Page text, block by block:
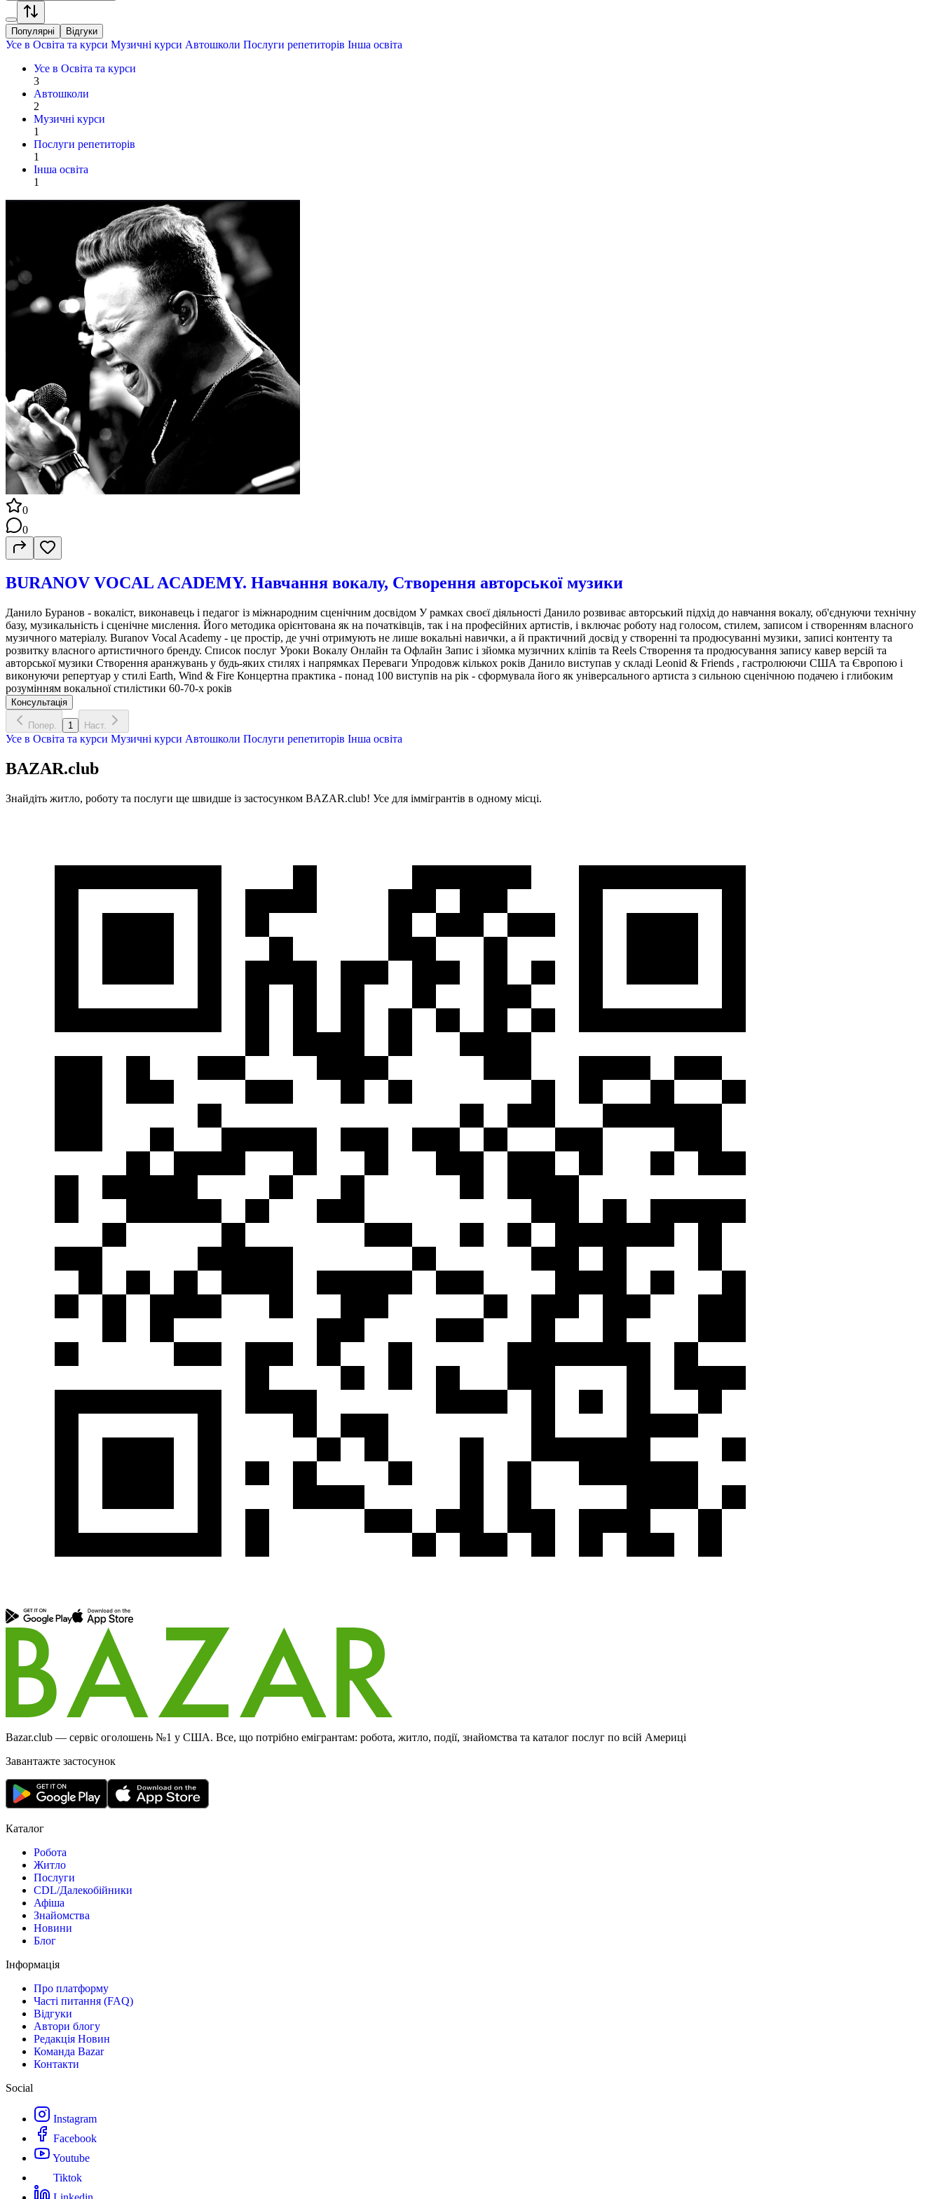
Популярні Відгуки
Усе в Освіта та курси Музичні курси Автошколи Послуги репетиторів Інша освіта
Усе в Освіта та курси
3
Автошколи
2
Музичні курси
1
Послуги репетиторів
1
Інша освіта
1
0
0
BURANOV VOCAL ACADEMY. Навчання вокалу, Створення авторської музики
Данило Буранов - вокаліст, виконавець і педагог із міжнародним сценічним досвідом У рамках своєї діяльності Данило розвиває авторський підхід до навчання вокалу, об'єднуючи технічну
базу, музикальність і сценічне мислення. Його методика орієнтована як на початківців, так і на професійних артистів, і включає роботу над голосом, стилем, записом і створенням власного
музичного матеріалу. Buranov Vocal Academy - це простір, де учні отримують не лише вокальні навички, а й практичний досвід у створенні та продюсуванні музики, записі контенту та
розвитку власного артистичного бренду. Список послуг Уроки Вокалу Онлайн та Офлайн Запис і зйомка музичних кліпів та Reels Створення та продюсування запису кавер версій та
авторської музики Створення аранжувань у будь-яких стилях і напрямках Переваги Упродовж кількох років Данило виступав у складі Leonid & Friends , гастролюючи США та Європою і
виконуючи репертуар у стилі Earth, Wind & Fire Концертна практика - понад 100 виступів на рік - сформувала його як універсального артиста з сильною сценічною подачею і глибоким
розумінням вокальної стилістики 60-70-х років
Консультація
Попер. 1 Наст.
Усе в Освіта та курси Музичні курси Автошколи Послуги репетиторів Інша освіта
BAZAR.club
Знайдіть житло, роботу та послуги ще швидше із застосунком BAZAR.club! Усе для іммігрантів в одному місці.
Bazar.club — сервіс оголошень №1 у США. Все, що потрібно емігрантам: робота, житло, події, знайомства та каталог послуг по всій Америці
Завантажте застосунок
Каталог
Робота
Житло
Послуги
CDL/Далекобійники
Афіша
Знайомства
Новини
Блог
Інформація
Про платформу
Часті питання (FAQ)
Відгуки
Автори блогу
Редакція Новин
Команда Bazar
Контакти
Social
Instagram
Facebook
Youtube
Tiktok